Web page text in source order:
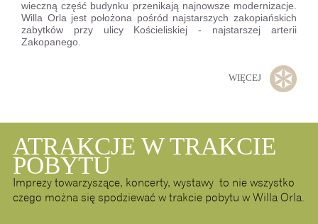
wieczną część budynku przenikają najnowsze modernizacje.
Willa Orla jest położona pośród najstarszych zakopiańskich
zabytków przy ulicy Kościeliskiej - najstarszej arterii
Zakopanego.
WIĘCEJ
ATRAKCJE W TRAKCIE
POBYTU
Imprezy towarzyszące, koncerty, wystawy to nie wszystko
czego można się spodziewać w trakcie pobytu w Willa Orla.